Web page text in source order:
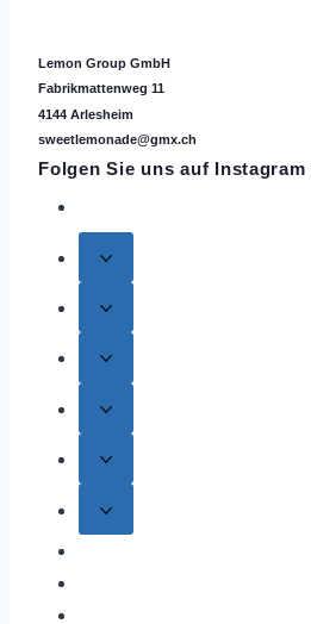
Lemon Group GmbH
Fabrikmattenweg 11
4144 Arlesheim
sweetlemonade@gmx.ch
Folgen Sie uns auf Instagram